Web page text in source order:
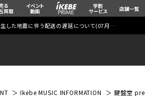
る
買取
イベント
動画
学割
サービス 店舗一覧
生した地震に伴う配送の遅延について(07月29日
Ikebe MUSIC INFORMATION 鍵盤堂